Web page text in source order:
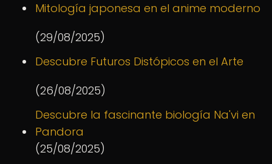
Mitología japonesa en el anime moderno
(29/08/2025)
Descubre Futuros Distópicos en el Arte
(26/08/2025)
Descubre la fascinante biología Na'vi en
Pandora
(25/08/2025)